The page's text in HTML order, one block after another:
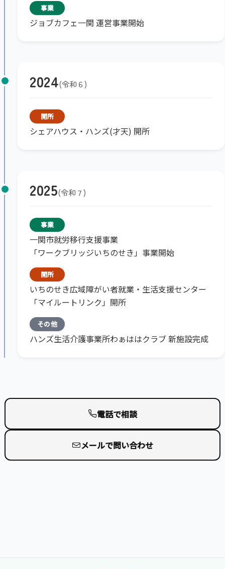
事業
ジョブカフェ一関 運営事業開始
2024 令和６
開所
シェアハウス・ハンズ(才天) 開所
2025 令和７
事業
一関市就労移行支援事業
「ワークブリッジいちのせき」事業開始
開所
いちのせき広域障がい者就業・生活支援センター
「マイルートリンク」開所
その他
ハンズ生活介護事業所わぁははクラブ 新施設完成
電話で相談
メールで問い合わせ